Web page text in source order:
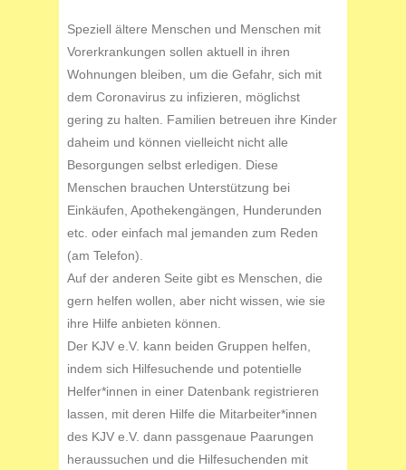
Speziell ältere Menschen und Menschen mit
Vorerkrankungen sollen aktuell in ihren
Wohnungen bleiben, um die Gefahr, sich mit
dem Coronavirus zu infizieren, möglichst
gering zu halten. Familien betreuen ihre Kinder
daheim und können vielleicht nicht alle
Besorgungen selbst erledigen. Diese
Menschen brauchen Unterstützung bei
Einkäufen, Apothekengängen, Hunderunden
etc. oder einfach mal jemanden zum Reden
(am Telefon).
Auf der anderen Seite gibt es Menschen, die
gern helfen wollen, aber nicht wissen, wie sie
ihre Hilfe anbieten können.
Der KJV e.V. kann beiden Gruppen helfen,
indem sich Hilfesuchende und potentielle
Helfer*innen in einer Datenbank registrieren
lassen, mit deren Hilfe die Mitarbeiter*innen
des KJV e.V. dann passgenaue Paarungen
heraussuchen und die Hilfesuchenden mit